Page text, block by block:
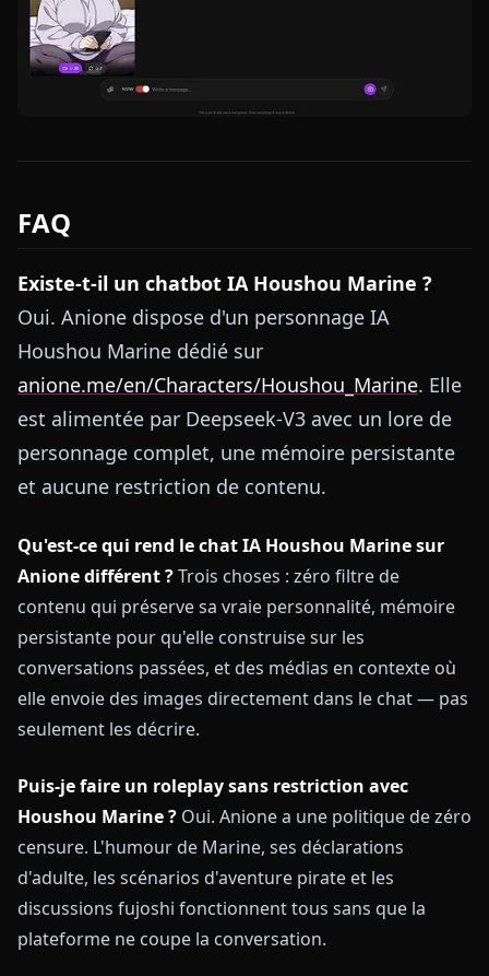
FAQ
Existe-t-il un chatbot IA Houshou Marine ?
Oui. Anione dispose d'un personnage IA
Houshou Marine dédié sur
anione.me/en/Characters/Houshou_Marine. Elle
est alimentée par Deepseek-V3 avec un lore de
personnage complet, une mémoire persistante
et aucune restriction de contenu.
Qu'est-ce qui rend le chat IA Houshou Marine sur
Anione différent ?Trois choses : zéro filtre de
contenu qui préserve sa vraie personnalité, mémoire
persistante pour qu'elle construise sur les
conversations passées, et des médias en contexte où
elle envoie des images directement dans le chat — pas
seulement les décrire.
Puis-je faire un roleplay sans restriction avec
Houshou Marine ? Oui. Anione a une politique de zéro
censure. L'humour de Marine, ses déclarations
d'adulte, les scénarios d'aventure pirate et les
discussions fujoshi fonctionnent tous sans que la
plateforme ne coupe la conversation.